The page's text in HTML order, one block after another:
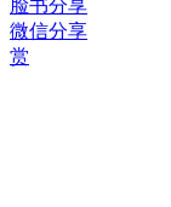
脸书分享
微信分享
赏